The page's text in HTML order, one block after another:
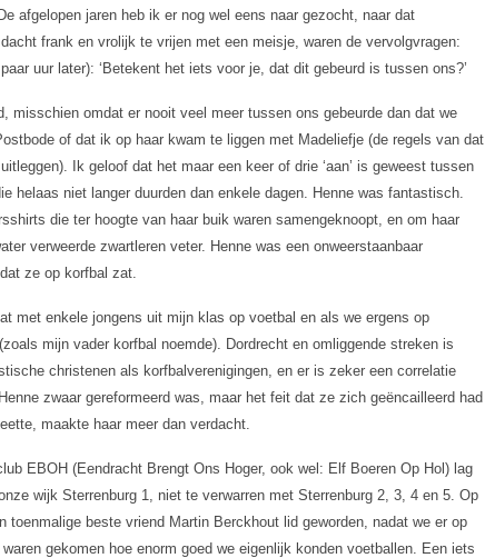
afgelopen jaren heb ik er nog wel eens naar gezocht, naar dat
frank en vrolijk te vrijen met een meisje, waren de vervolgvragen:
uur later): ‘Betekent het iets voor je, dat dit gebeurd is tussen ons?’
misschien omdat er nooit veel meer tussen ons gebeurde dan dat we
of dat ik op haar kwam te liggen met Madeliefje (de regels van dat
Ik geloof dat het maar een keer of drie ‘aan’ is geweest tussen
helaas niet langer duurden dan enkele dagen. Henne was fantastisch.
die ter hoogte van haar buik waren samengeknoopt, en om haar
verweerde zwartleren veter. Henne was een onweerstaanbaar
ze op korfbal zat.
met enkele jongens uit mijn klas op voetbal en als we ergens op
mijn vader korfbal noemde). Dordrecht en omliggende streken is
christenen als korfbalverenigingen, en er is zeker een correlatie
zwaar gereformeerd was, maar het feit dat ze zich geëncailleerd had
maakte haar meer dan verdacht.
EBOH (Eendracht Brengt Ons Hoger, ook wel: Elf Boeren Op Hol) lag
wijk Sterrenburg 1, niet te verwarren met Sterrenburg 2, 3, 4 en 5. Op
toenmalige beste vriend Martin Berckhout lid geworden, nadat we er op
gekomen hoe enorm goed we eigenlijk konden voetballen. Een iets